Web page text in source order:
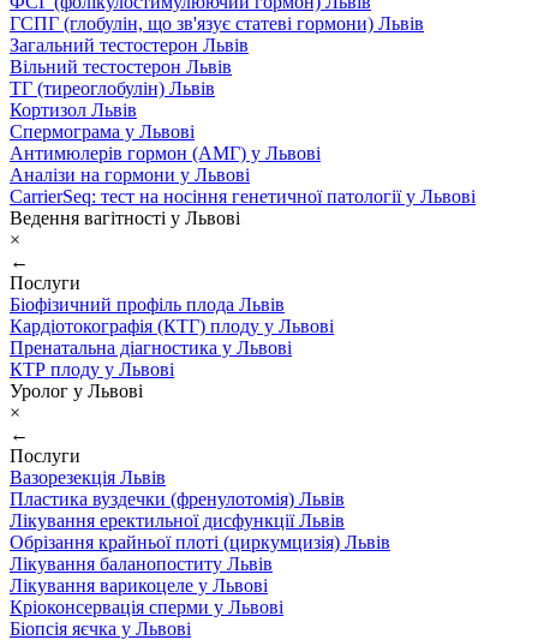
ГСПГ (глобулін, що зв'язує статеві гормони) Львів
Загальний тестостерон Львів
Вільний тестостерон Львів
ТГ (тиреоглобулін) Львів
Кортизол Львів
Спермограма у Львові
Антимюлерів гормон (АМГ) у Львові
Аналізи на гормони у Львові
CarrierSeq: тест на носіння генетичної патології у Львові
Ведення вагітності у Львові
×
←
Послуги
Біофізичний профіль плода Львів
Кардіотокографія (КТГ) плоду у Львові
Пренатальна діагностика у Львові
КТР плоду у Львові
Уролог у Львові
×
←
Послуги
Вазорезекція Львів
Пластика вуздечки (френулотомія) Львів
Лікування еректильної дисфункції Львів
Обрізання крайньої плоті (циркумцизія) Львів
Лікування баланопоститу Львів
Лікування варикоцеле у Львові
Кріоконсервація сперми у Львові
Біопсія яєчка у Львові